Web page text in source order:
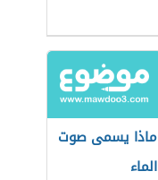
ماذا يسمى صوت
الماء